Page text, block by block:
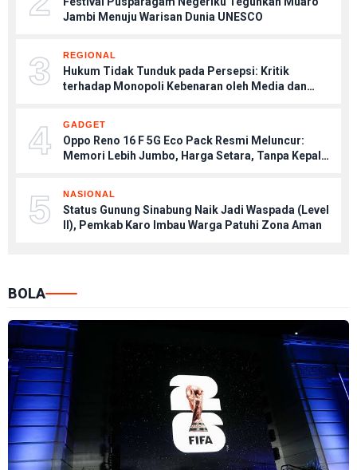
Jambi Menuju Warisan Dunia UNESCO
3 REGIONAL
Hukum Tidak Tunduk pada Persepsi: Kritik
terhadap Monopoli Kebenaran oleh Media dan
4 GADGET
Oppo Reno 16 F 5G Eco Pack Resmi Meluncur:
Memori Lebih Jumbo, Harga Setara, Tanpa Kepala
5 NASIONAL
Status Gunung Sinabung Naik Jadi Waspada (Level
II), Pemkab Karo Imbau Warga Patuhi Zona Aman
BOLA